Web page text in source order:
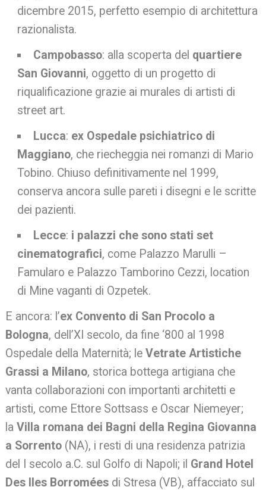
dicembre 2015, perfetto esempio di architettura
razionalista.
Campobasso: alla scoperta del quartiere
San Giovanni, oggetto di un progetto di
riqualificazione grazie ai murales di artisti di
street art.
Lucca: ex Ospedale psichiatrico di
Maggiano, che riecheggia nei romanzi di Mario
Tobino. Chiuso definitivamente nel 1999,
conserva ancora sulle pareti i disegni e le scritte
dei pazienti.
Lecce: i palazzi che sono stati set
cinematografici, come Palazzo Marulli –
Famularo e Palazzo Tamborino Cezzi, location
di Mine vaganti di Ozpetek.
E ancora: l’ex Convento di San Procolo a
Bologna, dell’XI secolo, da fine ‘800 al 1998
Ospedale della Maternità; leVetrate Artistiche
Grassi a Milano, storica bottega artigiana che
vanta collaborazioni con importanti architetti e
artisti, come Ettore Sottsass e Oscar Niemeyer;
laVilla romana dei Bagni della Regina Giovanna
a Sorrento (NA), i resti di una residenza patrizia
del I secolo a.C. sul Golfo di Napoli; il Grand Hotel
Des Iles Borromées di Stresa (VB), affacciato sul